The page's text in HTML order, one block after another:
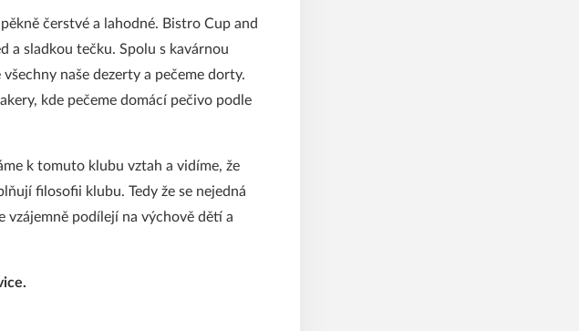
čerstvé a lahodné. Bistro Cup and
a sladkou tečku. Spolu s kavárnou
naše dezerty a pečeme dorty.
kde pečeme domácí pečivo podle
k tomuto klubu vztah a vidíme, že
filosofii klubu. Tedy že se nejedná
podílejí na výchově dětí a